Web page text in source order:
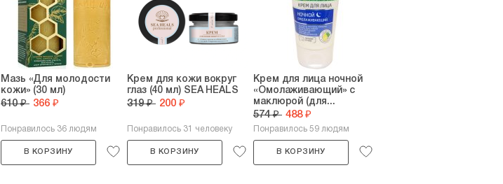
Мазь «Для молодости
кожи» (30 мл)
610 ₽ 366 ₽
Понравилось 36 людям
В КОРЗИНУ
Крем для кожи вокруг
глаз (40 мл) SEA HEALS
319 ₽ 200 ₽
Понравилось 31 человеку
В КОРЗИНУ
Крем для лица ночной
«Омолаживающий» с
маклюрой (для...
574 ₽ 488 ₽
Понравилось 59 людям
В КОРЗИНУ